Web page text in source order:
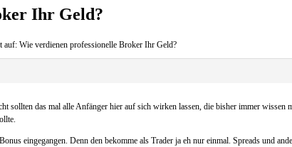
Ihr Geld?
auf: Wie verdienen professionelle Broker Ihr Geld?
sollten das mal alle Anfänger hier auf sich wirken lassen, die bisher immer
eingegangen. Denn den bekomme als Trader ja eh nur einmal. Spreads und